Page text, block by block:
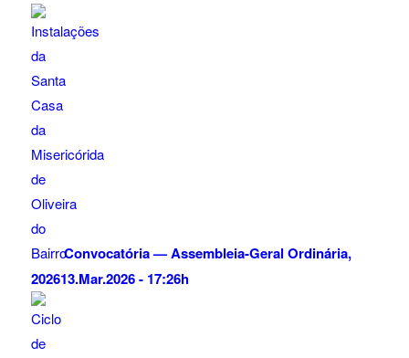
Convocatória — Assembleia-Geral Ordinária,
202613.Mar.2026 - 17:26h